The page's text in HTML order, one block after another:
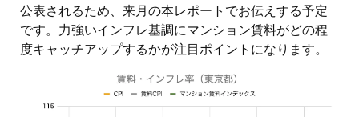
公表されるため、来月の本レポートでお伝えする予定
です。力強いインフレ基調にマンション賃料がどの程
度キャッチアップするかが注目ポイントになります。